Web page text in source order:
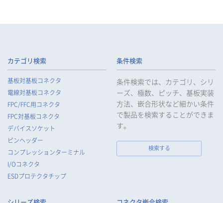
カテゴリ検索
基板対基板コネクタ
電線対基板コネクタ
FPC/FFC用コネクタ
FPC対基板コネクタ
デバイスソケット
ピンヘッダー
コンプレッションターミナル
I/Oコネクタ
ESDプロテクタチップ
条件検索
条件検索では、カテゴリ、シリ
ーズ、極数、ピッチ、基板実装
方法、嵌合形状など細かい条件
で製品を検索することができま
す。
検索する